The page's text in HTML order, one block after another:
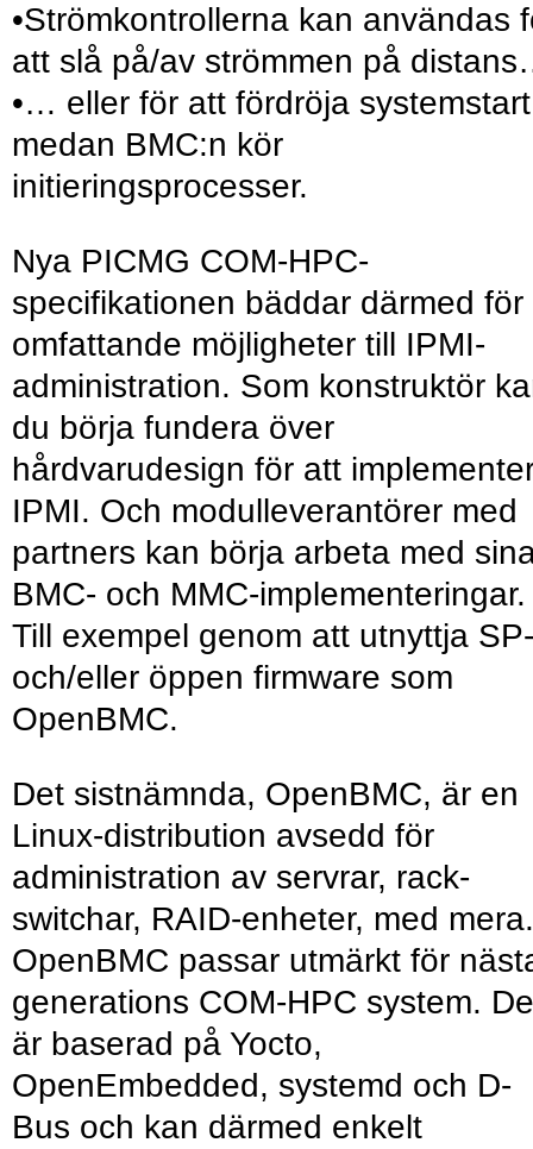
•Strömkontrollerna kan användas
att slå på/av strömmen på
•… eller för att fördröja systemstart
medan BMC:n kör
initieringsprocesser.
Nya PICMG COM-HPC-
specifikationen ­bäddar därmed för
omfattande möjligheter till IPMI-
administration. Som konstruktör
du börja fundera över
hårdvarudesign för att
IPMI. Och modulleverantörer med
partners kan börja arbeta med
BMC- och MMC-implementeringar.
Till exempel genom att utnyttja
och/eller öppen firmware som
OpenBMC.
Det sistnämnda, OpenBMC, är en
Linux-distribution avsedd för
administration av servrar, rack-
switchar, RAID-enheter, med mera.
OpenBMC passar utmärkt för
generations COM-HPC system.
är baserad på Yocto,
OpenEmbedded, systemd och D-
Bus och kan därmed enkelt